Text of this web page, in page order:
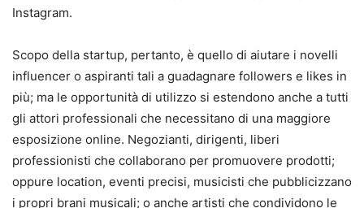
Instagram.
Scopo della startup, pertanto, è quello di aiutare i novelli
influencer o aspiranti tali a guadagnare followers e likes in
più; ma le opportunità di utilizzo si estendono anche a tutti
gli attori professionali che necessitano di una maggiore
esposizione online. Negozianti, dirigenti, liberi
professionisti che collaborano per promuovere prodotti;
oppure location, eventi precisi, musicisti che pubblicizzano
i propri brani musicali; o anche artisti che condividono le